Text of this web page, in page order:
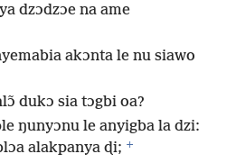
dzɔdzɔe na ame
akɔnta le nu siawo
dukɔ sia tɔgbi oa?
ŋunyɔnu le anyigba la dzi:
alakpanya ɖi; +